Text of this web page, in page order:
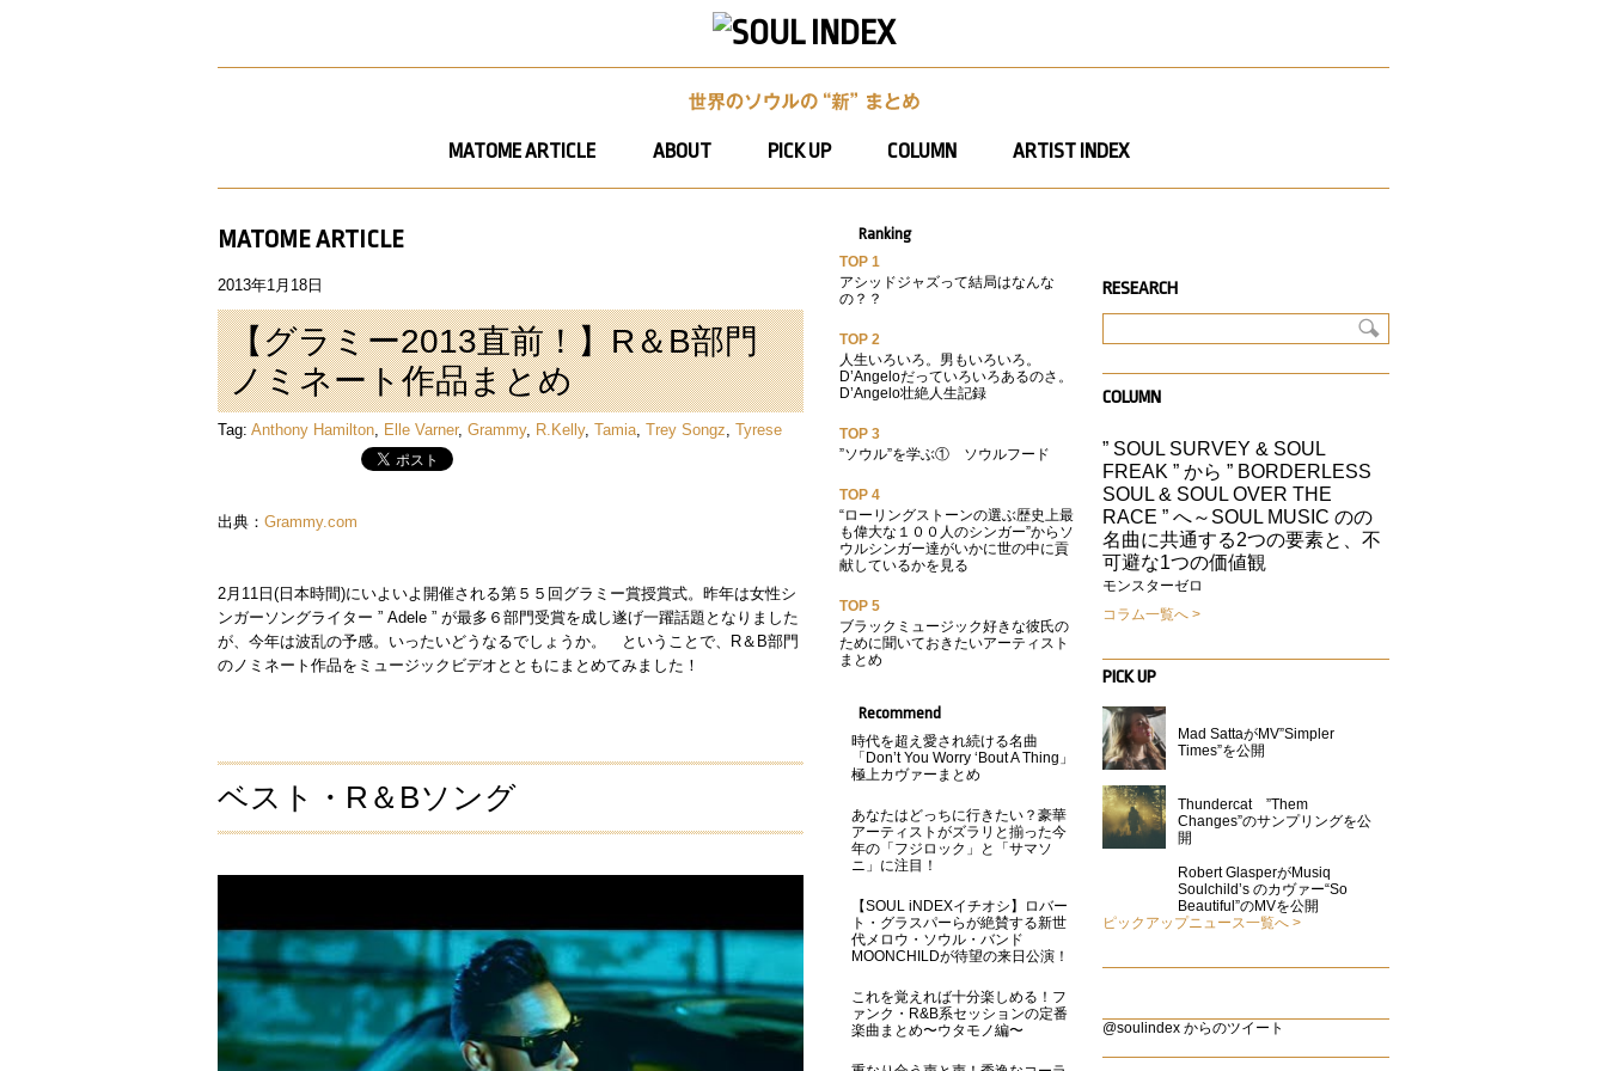
MATOME ARTICLE ABOUT PICK UP COLUMN ARTIST INDEX
MATOME ARTICLE
2013年1月18日
【グラミー2013直前！】R＆B部門
ノミネート作品まとめ
Tag: Anthony Hamilton, Elle Varner, Grammy, R.Kelly, Tamia, Trey Songz, Tyrese
出典： Grammy.com
2月11日(日本時間)にいよいよ開催される第５５回グラミー賞授賞式。昨年は女性シ
ンガーソングライター ” Adele ” が最多６部門受賞を成し遂げ一躍話題となりました
が、今年は波乱の予感。いったいどうなるでしょうか。 ということで、R＆B部門
のノミネート作品をミュージックビデオとともにまとめてみました！
ベスト・R＆Bソング
Ranking
TOP 1
アシッドジャズって結局はなんな
の？？
TOP 2
人生いろいろ。男もいろいろ。
D’Angeloだっていろいろあるのさ。
D’Angelo壮絶人生記録
TOP 3
”ソウル”を学ぶ① ソウルフード
TOP 4
“ローリングストーンの選ぶ歴史上最
も偉大な１００人のシンガー”からソ
ウルシンガー達がいかに世の中に貢
献しているかを見る
TOP 5
ブラックミュージック好きな彼氏の
ために聞いておきたいアーティスト
まとめ
Recommend
時代を超え愛され続ける名曲
「Don’t You Worry ‘Bout A Thing」
極上カヴァーまとめ
あなたはどっちに行きたい？豪華
アーティストがズラリと揃った今
年の「フジロック」と「サマソ
ニ」に注目！
【SOUL iNDEXイチオシ】ロバー
ト・グラスパーらが絶賛する新世
代メロウ・ソウル・バンド
MOONCHILDが待望の来日公演！
これを覚えれば十分楽しめる！フ
ァンク・R&B系セッションの定番
楽曲まとめ〜ウタモノ編〜
RESEARCH
COLUMN
” SOUL SURVEY & SOUL
FREAK ” から ” BORDERLESS
SOUL & SOUL OVER THE
RACE ” へ～SOUL MUSIC のの
名曲に共通する2つの要素と、不
可避な1つの価値観
モンスターゼロ
コラム一覧へ
PICK UP
Mad SattaがMV”Simpler
Times”を公開
Thundercat ”Them
Changes”のサンプリングを公
開
Robert GlasperがMusiq
Soulchild’s のカヴァー“So
Beautiful”のMVを公開
ピックアップニュース一覧へ
@soulindex からのツイート